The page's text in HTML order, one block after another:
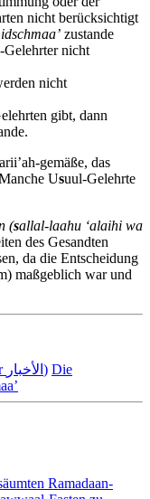
nicht berücksichtigt
idschmaa’ zustande
-Gelehrter nicht
nicht
gibt, dann
gemäße, das
Usuul-Gelehrte
(sallal-laahu ‘alaihi wa
des Gesandten
da die Entscheidung
maßgeblich war und
Die Tradierungen in der Sunnah (al-achbaar الأخبار) Die
Ramadaan-